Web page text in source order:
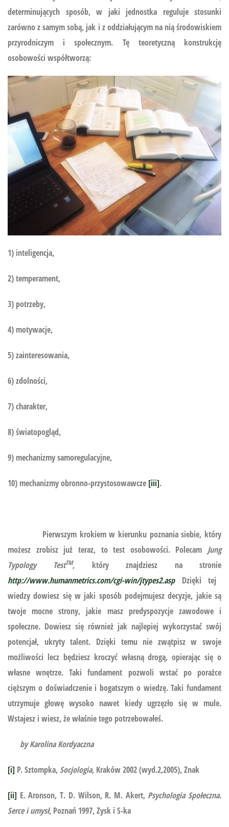
determinujących sposób, w jaki jednostka reguluje stosunki
zarówno z samym sobą, jak i z oddziałującym na nią środowiskiem
przyrodniczym i społecznym. Tę teoretyczną konstrukcję
osobowości współtworzą:
1) inteligencja,
2) temperament,
3) potrzeby,
4) motywacje,
5) zainteresowania,
6) zdolności,
7) charakter,
8) światopogląd,
9) mechanizmy samoregulacyjne,
10) mechanizmy obronno-przystosowawcze [iii].
Pierwszym krokiem w kierunku poznania siebie, który
możesz zrobisz już teraz, to test osobowości. Polecam Jung
Typology TestTM, który znajdziesz na stronie
http://www.humanmetrics.com/cgi-win/jtypes2.asp
Dzięki tej
wiedzy dowiesz się w jaki sposób podejmujesz decyzje, jakie są
twoje mocne strony, jakie masz predyspozycje zawodowe i
społeczne. Dowiesz się również jak najlepiej wykorzystać swój
potencjał, ukryty talent. Dzięki temu nie zwątpisz w swoje
możliwości lecz będziesz kroczyć własną drogą, opierając się o
własne wnętrze. Taki fundament pozwoli wstać po porażce
cięższym o doświadczenie i bogatszym o wiedzę. Taki fundament
utrzymuje głowę wysoko nawet kiedy ugrzęzło się w mule.
Wstajesz i wiesz, że właśnie tego potrzebowałeś.
by Karolina Kordyaczna
[i] P. Sztompka,Socjologia, Kraków 2002 (wyd.2,2005), Znak
[ii] E. Aronson, T. D. Wilson, R. M. Akert, Psychologia Społeczna.
Serce i umysł, Poznań 1997, Zysk i S-ka